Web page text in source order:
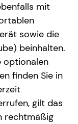
mit
sowie die
beinhalten.
optionalen
finden Sie in
gilt das
rechtmäßig